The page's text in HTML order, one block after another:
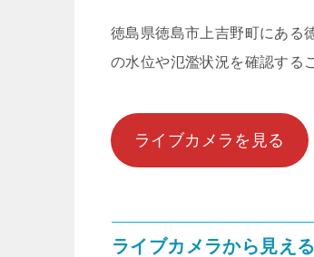
徳島県徳島市上吉野町にある
の水位や氾濫状況を確認する
ライブカメラを見る
ライブカメラから見え